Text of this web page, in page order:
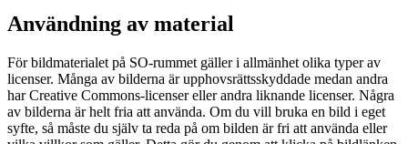
Användning av material
För bildmaterialet på SO-rummet gäller i allmänhet olika typer av
licenser. Många av bilderna är upphovsrättsskyddade medan andra
har Creative Commons-licenser eller andra liknande licenser. Några
av bilderna är helt fria att använda. Om du vill bruka en bild i eget
syfte, så måste du själv ta reda på om bilden är fri att använda eller